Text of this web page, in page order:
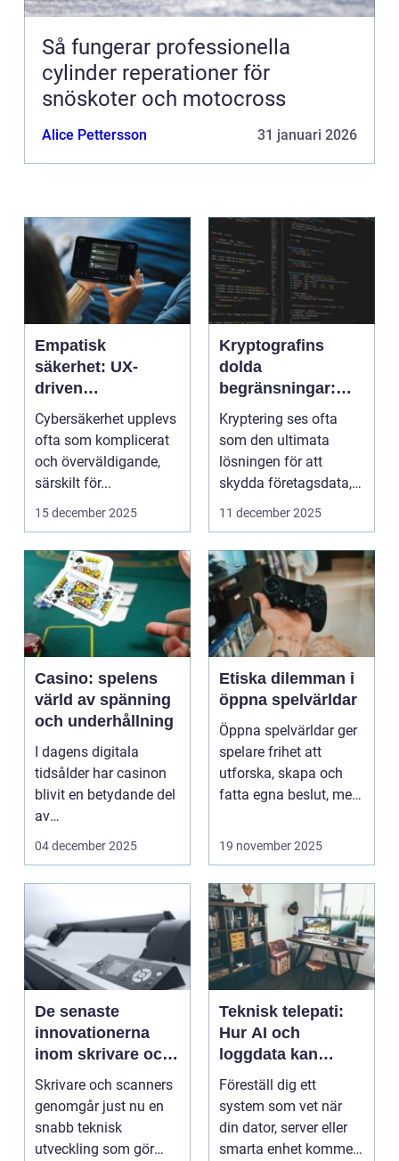
Så fungerar professionella
cylinder reperationer för
snöskoter och motocross
Alice Pettersson 31 januari 2026
Empatisk
säkerhet: UX-
driven
cybersäkerhet för
icke-tekniska
användare
Cybersäkerhet upplevs
ofta som komplicerat
och överväldigande,
särskilt för...
15 december 2025
Kryptografins
dolda
begränsningar:
När säker kod kan
missleda företag
Kryptering ses ofta
som den ultimata
lösningen för att
skydda företagsdata,
men verkl...
11 december 2025
Casino: spelens
värld av spänning
och underhållning
I dagens digitala
tidsålder har casinon
blivit en betydande del
av
onlineunderhållning. ...
04 december 2025
Etiska dilemman i
öppna spelvärldar
Öppna spelvärldar ger
spelare frihet att
utforska, skapa och
fatta egna beslut, men
19 november 2025
De senaste
innovationerna
inom skrivare och
scanners
Skrivare och scanners
genomgår just nu en
snabb teknisk
utveckling som gör
Teknisk telepati:
Hur AI och
loggdata kan
förutsäga fel innan
de händer
Föreställ dig ett
system som vet när
din dator, server eller
smarta enhet kommer